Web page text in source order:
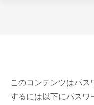
このコンテンツはパ
するには以下にパスワ